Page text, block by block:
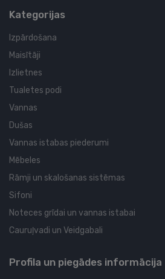
Kategorijas
Izpārdošana
Maisītāji
Izlietnes
Tualetes podi
Vannas
Dušas
Vannas istabas piederumi
Mēbeles
Rāmji un skalošanas sistēmas
Sifoni
Noteces grīdai un vannas istabai
Cauruļvadi un Veidgabali
Profila un piegādes informācija